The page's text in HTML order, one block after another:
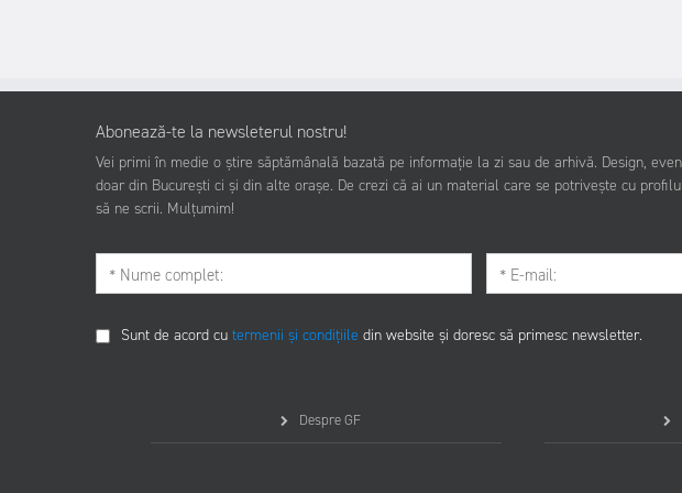
Abonează-te la newsleterul nostru!
Vei primi în medie o știre săptămânală bazată pe informație la zi sau de arhivă. Design,
doar din București ci și din alte orașe. De crezi că ai un material care se potrivește cu
să ne scrii. Mulțumim!
Sunt de acord cu termenii și condițiile din website și doresc să primesc newsletter.
Despre GF